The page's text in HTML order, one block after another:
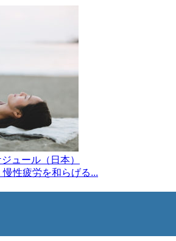
ュール（日本）
性疲労を和らげる...